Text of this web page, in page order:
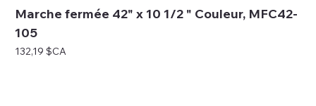
Marche fermée 42" x 10 1/2 " Couleur, MFC42-
105
Prix
132,19 $CA